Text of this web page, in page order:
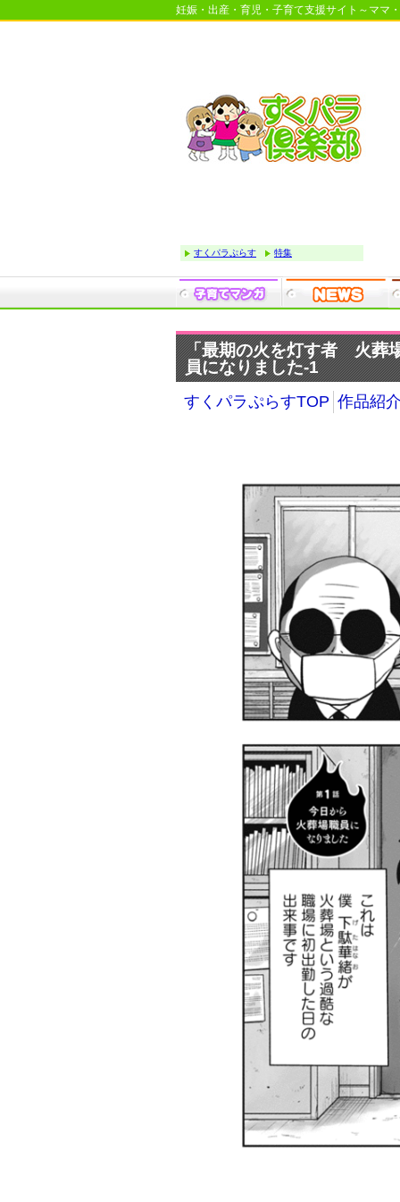
妊娠・出産・育児・子育て支援サイト～ママ
すくパラぷらす 特集
「最期の火を灯す者 火葬
員になりました-1
すくパラぷらすTOP 作品紹